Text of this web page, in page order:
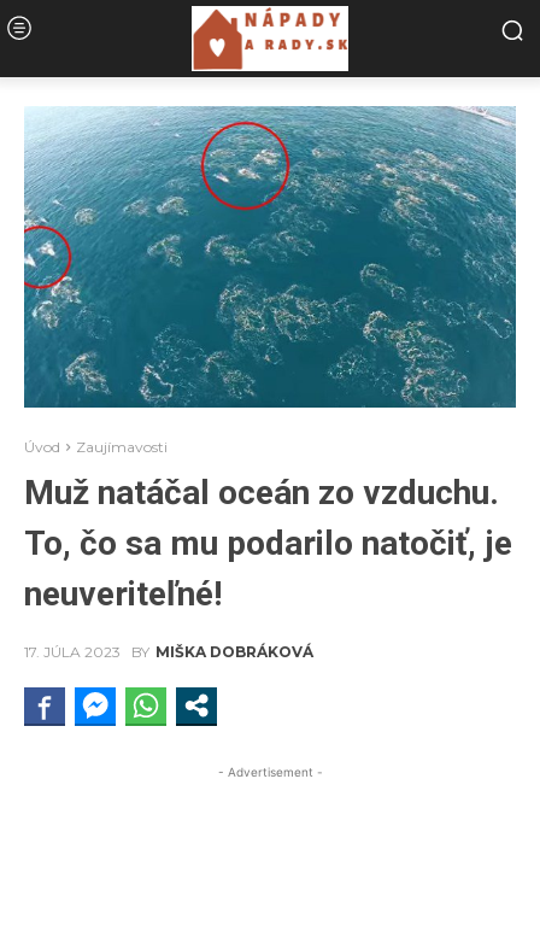
Úvod Zaujímavosti
Muž natáčal oceán zo vzduchu.
To, čo sa mu podarilo natočiť, je
neuveriteľné!
17. JÚLA 2023 BY MIŠKA DOBRÁKOVÁ
- Advertisement -